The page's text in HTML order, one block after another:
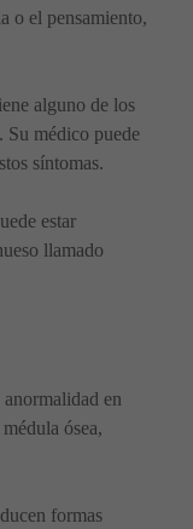
o el pensamiento,
alguno de los
Su médico puede
síntomas.
estar
llamado
en
ósea,
formas